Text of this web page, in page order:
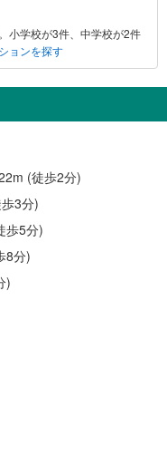
小学校が3件、中学校が2件
ョンを探す
(徒歩2分)
3分)
歩5分)
8分)
)